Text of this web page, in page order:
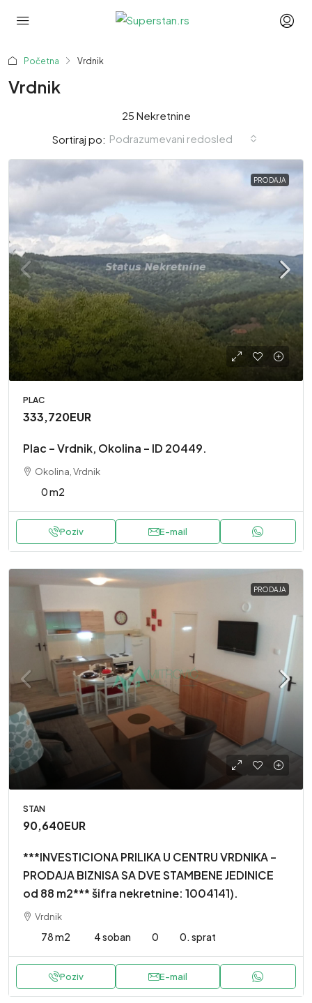
Početna Vrdnik
Vrdnik
25 Nekretnine
Sortiraj po: Podrazumevani redosled
PRODAJA
PLAC
333,720EUR
Plac – Vrdnik, Okolina – ID 20449.
Okolina, Vrdnik
0 m2
Poziv E-mail
PRODAJA
STAN
90,640EUR
***INVESTICIONA PRILIKA U CENTRU VRDNIKA –
PRODAJA BIZNISA SA DVE STAMBENE JEDINICE
od 88 m2*** šifra nekretnine: 1004141).
Vrdnik
78 m2 4 soban 0 0. sprat
Poziv E-mail